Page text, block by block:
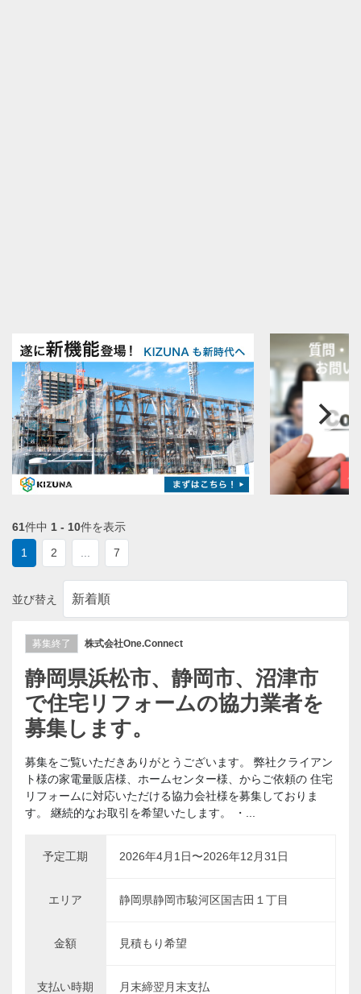
61件中 1 - 10件を表示
1
2 7
並び替え
募集終了 株式会社One.Connect
静岡県浜松市、静岡市、沼津市
で住宅リフォームの協力業者を
募集します。
募集をご覧いただきありがとうございます。 弊社クライアン
ト様の家電量販店様、ホームセンター様、からご依頼の 住宅
リフォームに対応いただける協力会社様を募集しておりま
す。 継続的なお取引を希望いたします。 ・...
予定工期 2026年4月1日〜2026年12月31日
エリア 静岡県静岡市駿河区国吉田１丁目
金額 見積もり希望
支払い時期 月末締翌月末支払